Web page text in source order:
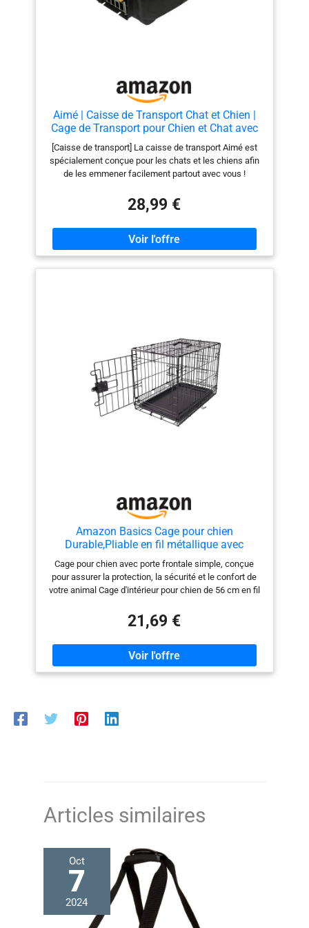
Aimé | Caisse de Transport Chat et Chien |
Cage de Transport pour Chien et Chat avec
Aérations Latérales, Grilles en Métal et
Loquet de Sécurité | Couleur Grise et
Dimensions 56x36x35 cm
[Caisse de transport] La caisse de transport Aimé est
spécialement conçue pour les chats et les chiens afin
de les emmener facilement partout avec vous !
votre compagnon dans les courts comme dans les
longs déplacements [Système d'aération] Pensé pour
l'animal, la cage de transport possède deux aérations
latérales et une grille en métal permettant une
ventilation optimale pour votre compagnon [Sécurité
optimale] Le système de sécurité avec un loquet vous
pour un confort idéal [Entretien facile] Pour nettoyer la
cage de transport chat et chien Aimé, rien de plus
simple : une éponge, de l'eau et du savon. Mélanger
l'eau et le savon pour obtenir une eau savonneuse et
fotter les endroits tâchés ou salis avec l'éponge, à
l'intérieur et à l'extérieur. Essuyer délicatement ou
laisser sécher à l'air libre [Fabrication Européenne] La
28,99 €
Amazon Basics Cage pour chien
Durable,Pliable en fil métallique avec
plateau, Porte simple, L 56 x l 33 x H 41 cm,
Noir
Cage pour chien avec porte frontale simple, conçue
pour assurer la protection, la sécurité et le confort de
votre animal Cage d'intérieur pour chien de 56 cm en fil
supérieure inclus Mécanisme de verrouillage manuel
fiable pour un confinement sûr et sécurisé Se plie à plat
pour un transport facile et un rangement compact ;
plateau en plastique amovible pour un nettoyage facile
Dimensions du produit : 56 x 33 x 40,6 cm (L x l x H)
21,69 €
Articles similaires
Oct
7
2024